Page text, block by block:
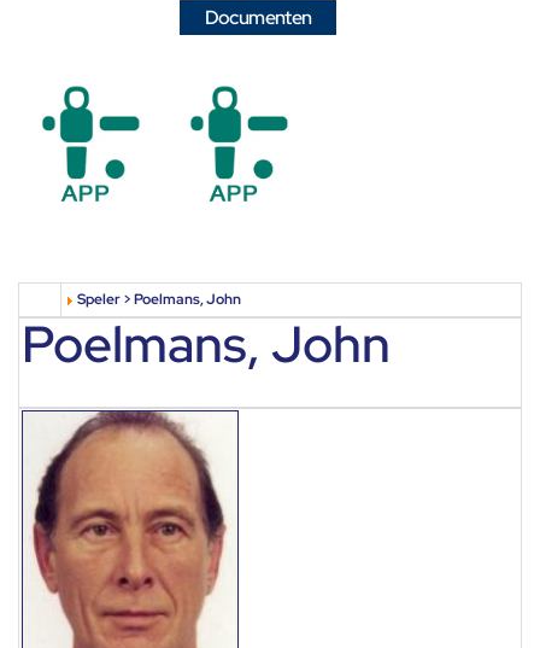
Documenten
Speler > Poelmans, John
Poelmans, John